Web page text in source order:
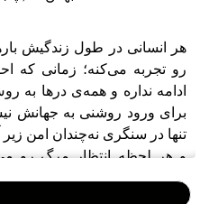
هر انسانی در طول زندگیش
رو تجربه می‌کنه؛ زمانی که
ادامه نداره و همه‌ی درها به
برای ورود روشنی به جهانش
تنها در سنگری نه‌چندان امن
و هر لحظه انتظار مرگ رو
روزنه پیدا میشه، درست مثل